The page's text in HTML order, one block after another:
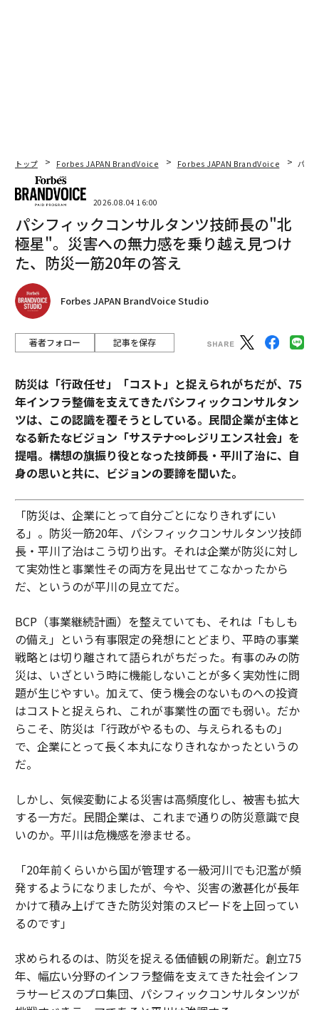
トップ Forbes JAPAN BrandVoice Forbes JAPAN BrandVoice パシ
2026.08.04 16:00
パシフィックコンサルタンツ技師長の"北
極星"。災害への無力感を乗り越え見つけ
た、防災一筋20年の答え
Forbes JAPAN BrandVoice Studio
著者フォロー 記事を保存
防災は「行政任せ」「コスト」と捉えられがちだが、75
年インフラ整備を支えてきたパシフィックコンサルタン
ツは、この認識を覆そうとしている。民間企業が主体と
なる新たなビジョン「サステナ∞レジリエンス社会」を
提唱。構想の旗振り役となった技師長・平川了治に、自
身の思いと共に、ビジョンの要諦を聞いた。
「防災は、企業にとって自分ごとになりきれずにい
る」。防災一筋20年、パシフィックコンサルタンツ技師
長・平川了治はこう切り出す。それは企業が防災に対し
て実効性と事業性その両方を見出せてこなかったから
だ、というのが平川の見立てだ。
BCP（事業継続計画）を整えていても、それは「もしも
の備え」という有事限定の発想にとどまり、平時の事業
戦略とは切り離されて語られがちだった。有事のみの防
災は、いざという時に機能しないことが多く実効性に問
題が生じやすい。加えて、使う機会のないものへの投資
はコストと捉えられ、これが事業性の面でも弱い。だか
らこそ、防災は「行政がやるもの、与えられるもの」
で、企業にとって長く本丸になりきれなかったというの
だ。
しかし、気候変動による災害は高頻度化し、被害も拡大
する一方だ。民間企業は、これまで通りの防災意識で良
いのか。平川は危機感を滲ませる。
「20年前くらいから国が管理する一級河川でも氾濫が頻
発するようになりましたが、今や、災害の激甚化が長年
かけて積み上げてきた防災対策のスピードを上回ってい
るのです」
求められるのは、防災を捉える価値観の刷新だ。創立75
年、幅広い分野のインフラ整備を支えてきた社会インフ
ラサービスのプロ集団、パシフィックコンサルタンツが